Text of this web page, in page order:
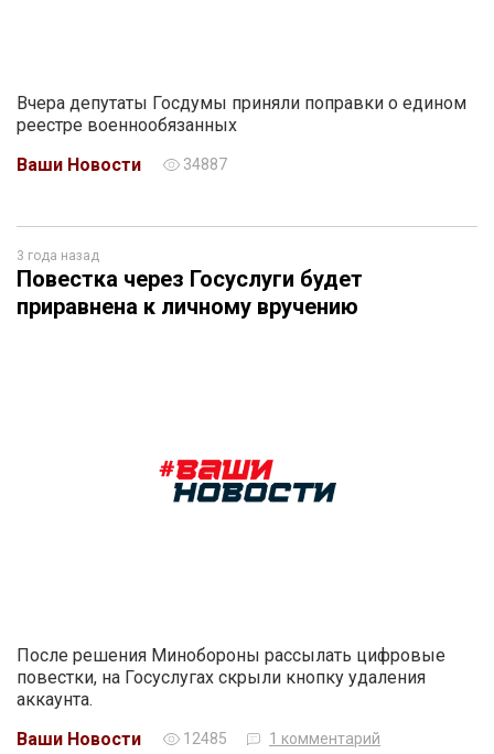
Вчера депутаты Госдумы приняли поправки о едином
реестре военнообязанных
Ваши Новости
34887
3 года назад
Повестка через Госуслуги будет
приравнена к личному вручению
После решения Минобороны рассылать цифровые
повестки, на Госуслугах скрыли кнопку удаления
аккаунта.
Ваши Новости
12485 1 комментарий